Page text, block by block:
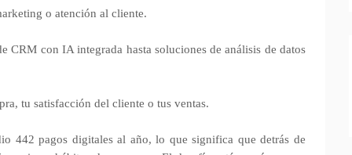
o atención al cliente.
CRM con IA integrada hasta soluciones de análisis de datos
tu satisfacción del cliente o tus ventas.
442 pagos digitales al año, lo que significa que detrás de